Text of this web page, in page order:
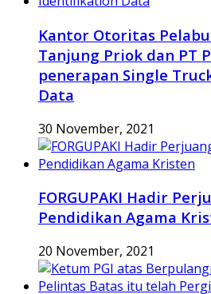
Kantor Otoritas
Tanjung Priok dan PT
penerapan Single
Data
30 November, 2021
FORGUPAKI Hadir
Pendidikan Agama
20 November, 2021